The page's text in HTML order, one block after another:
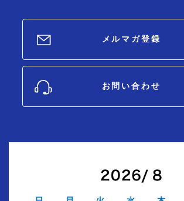
メルマガ登録
お問い合わせ